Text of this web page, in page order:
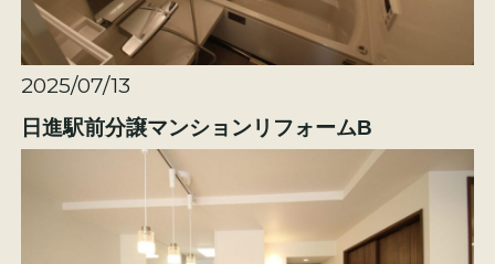
2025/07/13
日進駅前分譲マンションリフォームB
オンラインショップ